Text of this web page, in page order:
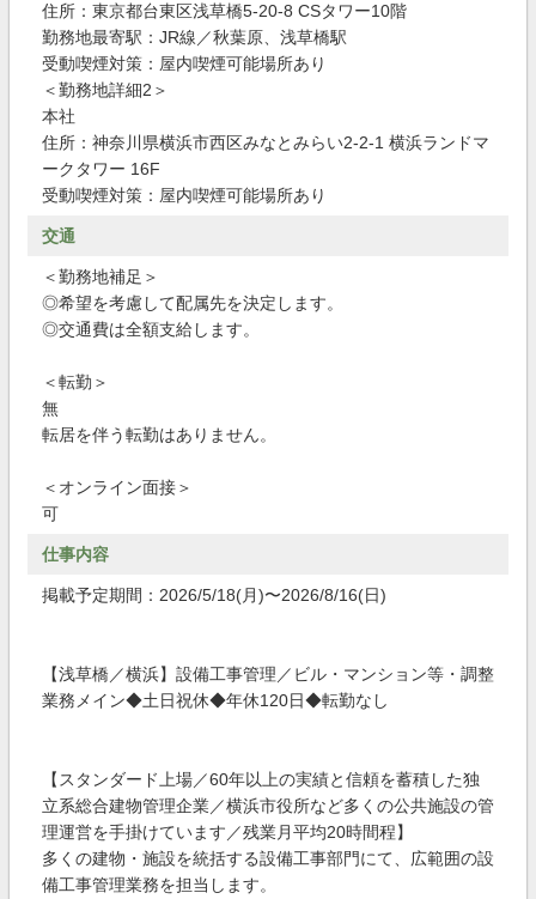
住所：東京都台東区浅草橋5-20-8 CSタワー10階
勤務地最寄駅：JR線／秋葉原、浅草橋駅
受動喫煙対策：屋内喫煙可能場所あり
＜勤務地詳細2＞
本社
住所：神奈川県横浜市西区みなとみらい2-2-1 横浜ランドマ
ークタワー 16F
受動喫煙対策：屋内喫煙可能場所あり
交通
＜勤務地補足＞
◎希望を考慮して配属先を決定します。
◎交通費は全額支給します。
＜転勤＞
無
転居を伴う転勤はありません。
＜オンライン面接＞
可
仕事内容
掲載予定期間：2026/5/18(月)〜2026/8/16(日)
【浅草橋／横浜】設備工事管理／ビル・マンション等・調整
業務メイン◆土日祝休◆年休120日◆転勤なし
【スタンダード上場／60年以上の実績と信頼を蓄積した独
立系総合建物管理企業／横浜市役所など多くの公共施設の管
理運営を手掛けています／残業月平均20時間程】
多くの建物・施設を統括する設備工事部門にて、広範囲の設
備工事管理業務を担当します。